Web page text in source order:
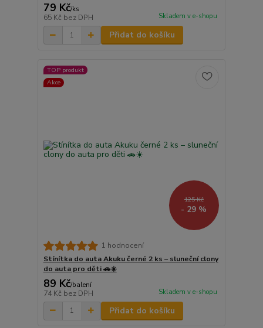
79 Kč/ks
65 Kč bez DPH Skladem v e-shopu
Přidat do košíku
TOP produkt
Akce
125 Kč
- 29 %
1 hodnocení
Stínítka do auta Akuku černé 2 ks – sluneční clony
do auta pro děti 🚗☀️
89 Kč/balení
74 Kč bez DPH Skladem v e-shopu
Přidat do košíku